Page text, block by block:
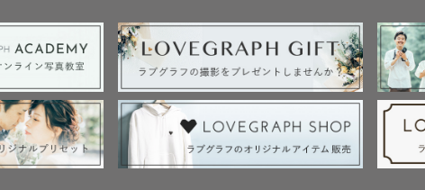
いて🌷
対応可能です✨
希望の方は追加オプション(税込11,000円)となります。
プ）